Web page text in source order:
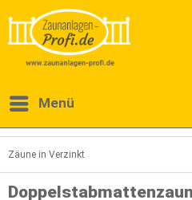
Menü
Zäune in Verzinkt